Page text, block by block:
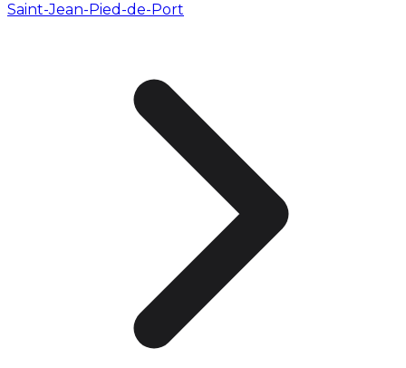
Saint-Jean-Pied-de-Port